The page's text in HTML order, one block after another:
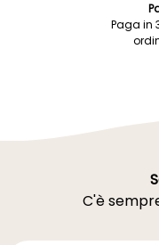
Paga in
C'è